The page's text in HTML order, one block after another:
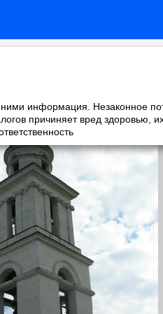
ними информация. Незаконное
причиняет вред здоровью,